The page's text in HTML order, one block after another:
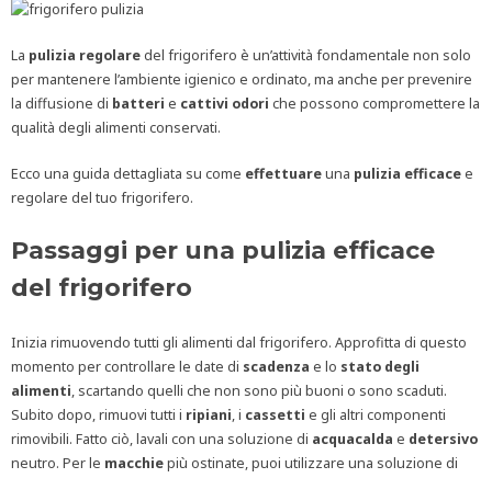
La pulizia regolaredel frigorifero è un’attività fondamentale non solo
per mantenere l’ambiente igienico e ordinato, ma anche per prevenire
la diffusione di batteri e cattivi odori che possono compromettere la
qualità degli alimenti conservati.
Ecco una guida dettagliata su come effettuareuna pulizia efficacee
regolare del tuo frigorifero.
Passaggi per una pulizia efficace
del frigorifero
Inizia rimuovendo tutti gli alimenti dal frigorifero. Approfitta di questo
momento per controllare le date di scadenza e lo stato degli
alimenti, scartando quelli che non sono più buoni o sono scaduti.
Subito dopo, rimuovi tutti i ripiani, i cassetti e gli altri componenti
rimovibili. Fatto ciò, lavali con una soluzione di acquacalda e detersivo
neutro. Per le macchiepiù ostinate, puoi utilizzare una soluzione di